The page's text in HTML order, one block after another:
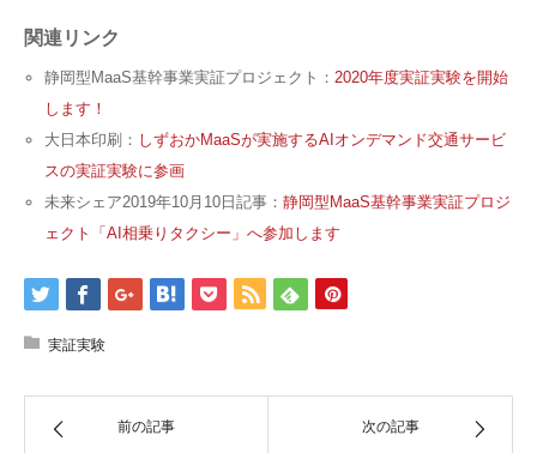
関連リンク
静岡型MaaS基幹事業実証プロジェクト： 2020年度実証実験を開始
します！
大日本印刷： しずおかMaaSが実施するAIオンデマンド交通サービ
スの実証実験に参画
未来シェア2019年10月10日記事： 静岡型MaaS基幹事業実証プロジ
ェクト「AI相乗りタクシー」へ参加します
実証実験
前の記事 次の記事